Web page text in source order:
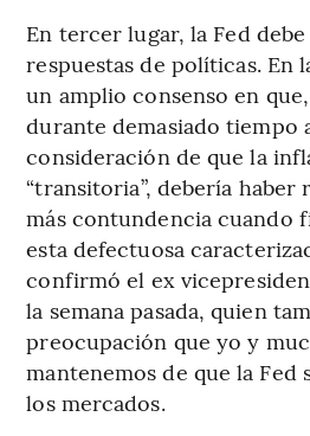
En tercer lugar, la Fed
respuestas de políticas. En
un amplio consenso en
durante demasiado tiempo
consideración de que la
“transitoria”, debería
más contundencia cuando
esta defectuosa
confirmó el ex
la semana pasada, quien
preocupación que yo y
mantenemos de que la Fed
los mercados.